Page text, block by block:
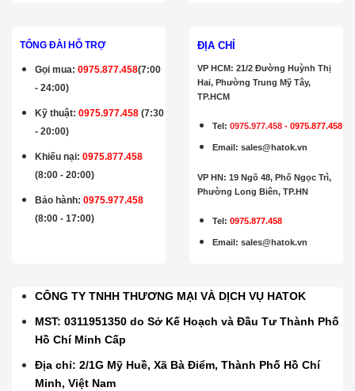
TỔNG ĐÀI HỖ TRỢ
Gọi mua:0975.877.458(7:00
- 24:00)
Kỹ thuật:0975.977.458 (7:30
- 20:00)
Khiếu nại: 0975.877.458
(8:00 - 20:00)
Bảo hành:0975.977.458
(8:00 - 17:00)
ĐỊA CHỈ
VP HCM: 21/2 Đường Huỳnh Thị
Hai, Phường Trung Mỹ Tây,
TP.HCM
Tel:0975.977.458 -0975.877.458
Email :sales@hatok.vn
VP HN: 19 Ngõ 48, Phố Ngọc Trì,
Phường Long Biên, TP.HN
Tel: 0975.877.458
Email:sales@hatok.vn
CÔNG TY TNHH THƯƠNG MẠI VÀ DỊCH VỤ HATOK
MST: 0311951350 do Sở Kế Hoạch và Đầu Tư Thành Phố
Hồ Chí Minh Cấp
Địa chỉ: 2/1G Mỹ Huề, Xã Bà Điểm, Thành Phố Hồ Chí
Minh, Việt Nam